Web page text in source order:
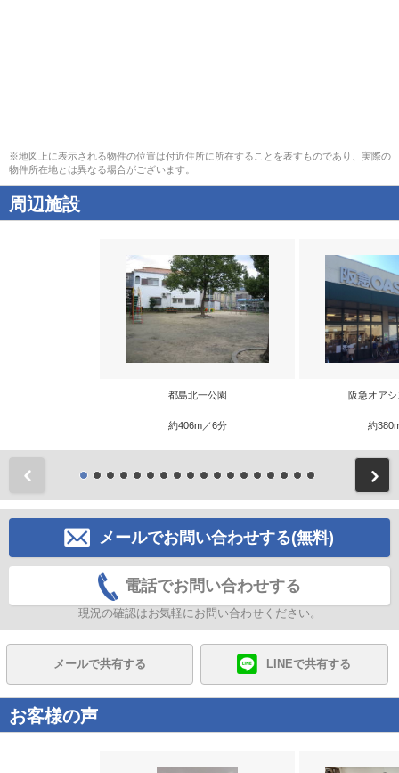
※地図上に表示される物件の位置は付近住所に所在することを表すものであり、実際の
物件所在地とは異なる場合がございます。
周辺施設
都島北一公園
約406m／6分
阪急オア
約
メールでお問い合わせする(無料)
電話でお問い合わせする
現況の確認はお気軽にお問い合わせください。
メールで共有する LINEで共有する
お客様の声